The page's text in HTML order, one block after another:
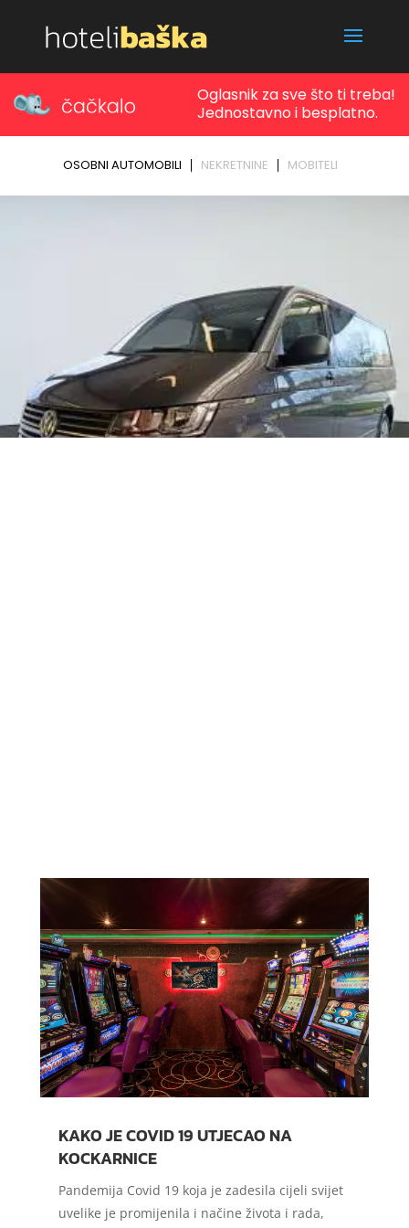
KAKO JE COVID 19 UTJECAO NA
KOCKARNICE
Pandemija Covid 19 koja je zadesila cijeli svijet
uvelike je promijenila i načine života i rada,